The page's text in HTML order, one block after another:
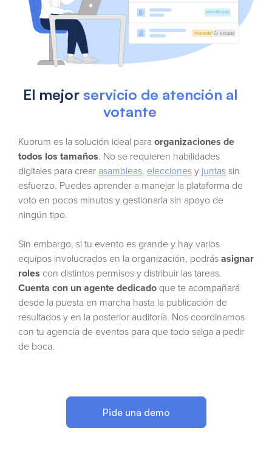
El mejor servicio de atención al
votante
Kuorum es la solución ideal para organizaciones de
todos los tamaños. No se requieren habilidades
digitales para crear asambleas, eleccionesy juntassin
esfuerzo. Puedes aprender a manejar la plataforma de
voto en pocos minutos y gestionarla sin apoyo de
ningún tipo.
Sin embargo, si tu evento es grande y hay varios
equipos involucrados en la organización, podrásasignar
roles con distintos permisos y distribuir las tareas.
Cuenta con un agente dedicado que te acompañará
desde la puesta en marcha hasta la publicación de
resultados y en la posterior auditoría. Nos coordinamos
con tu agencia de eventos para que todo salga a pedir
de boca.
Pide una demo